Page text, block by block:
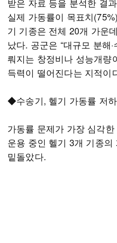
실제 가동률이 목표치
기 기종은 전체 20개 가운
났다. 공군은 “대규모 분해
뤄지는 창정비나 성능개량
득력이 떨어진다는 지적이
◆수송기, 헬기 가동률 저
가동률 문제가 가장 심각
운용 중인 헬기 3개 기종
밑돌았다.